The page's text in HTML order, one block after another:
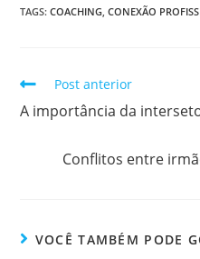
TAGS:COACHING, CONEXÃO
Post anterior
A importância da
Conflitos entre
VOCÊ TAMBÉM PODE